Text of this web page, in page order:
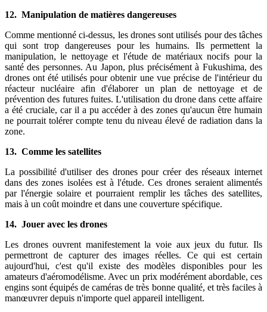
12. Manipulation de matières dangereuses
Comme mentionné ci-dessus, les drones sont utilisés pour des tâches
qui sont trop dangereuses pour les humains. Ils permettent la
manipulation, le nettoyage et l'étude de matériaux nocifs pour la
santé des personnes. Au Japon, plus précisément à Fukushima, des
drones ont été utilisés pour obtenir une vue précise de l'intérieur du
réacteur nucléaire afin d'élaborer un plan de nettoyage et de
prévention des futures fuites. L'utilisation du drone dans cette affaire
a été cruciale, car il a pu accéder à des zones qu'aucun être humain
ne pourrait tolérer compte tenu du niveau élevé de radiation dans la
zone.
13. Comme les satellites
La possibilité d'utiliser des drones pour créer des réseaux internet
dans des zones isolées est à l'étude. Ces drones seraient alimentés
par l'énergie solaire et pourraient remplir les tâches des satellites,
mais à un coût moindre et dans une couverture spécifique.
14. Jouer avec les drones
Les drones ouvrent manifestement la voie aux jeux du futur. Ils
permettront de capturer des images réelles. Ce qui est certain
aujourd'hui, c'est qu'il existe des modèles disponibles pour les
amateurs d'aéromodélisme. Avec un prix modérément abordable, ces
engins sont équipés de caméras de très bonne qualité, et très faciles à
manœuvrer depuis n'importe quel appareil intelligent.